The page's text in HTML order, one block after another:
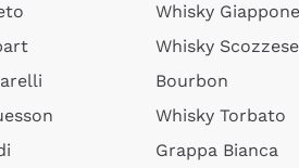
Whisky
Whisky Scozzese
Bourbon
Whisky Torbato
Grappa Bianca